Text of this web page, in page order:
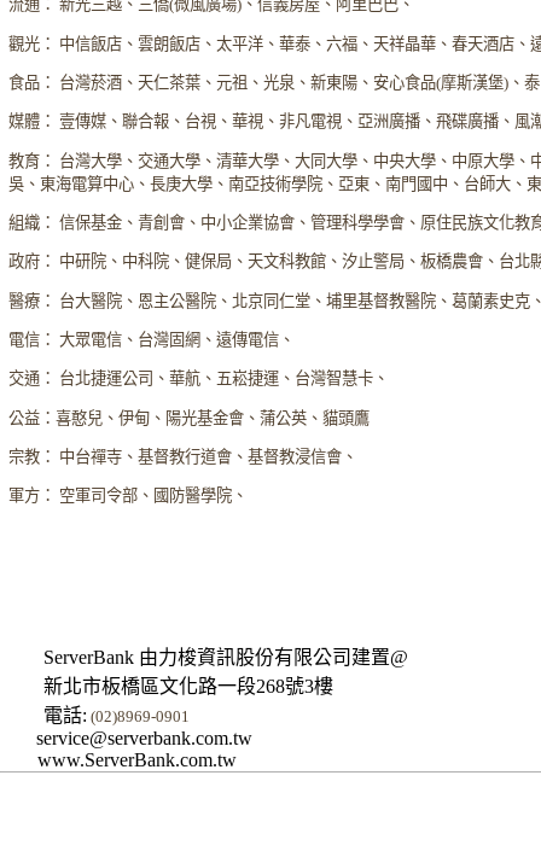
流通： 新光三越、三僑(微風廣場)、信義房屋、阿里巴巴、
觀光： 中信飯店、雲朗飯店、太平洋、華泰、六福、天祥晶華、春天酒店、
食品： 台灣菸酒、天仁茶葉、元祖、光泉、新東陽、安心食品(摩斯漢堡)、
媒體： 壹傳媒、聯合報、台視、華視、非凡電視、亞洲廣播、飛碟廣播、風
教育： 台灣大學、交通大學、清華大學、大同大學、中央大學、中原大學
吳、東海電算中心、長庚大學、南亞技術學院、亞東、南門國中、台師大
組織： 信保基金、青創會、中小企業協會、管理科學學會、原住民族文化教
政府： 中研院、中科院、健保局、天文科教館、汐止警局、板橋農會、台北
醫療： 台大醫院、恩主公醫院、北京同仁堂、埔里基督教醫院、葛蘭素史克
電信： 大眾電信、台灣固網、遠傳電信、
交通： 台北捷運公司、華航、五崧捷運、台灣智慧卡、
公益：喜憨兒、伊甸、陽光基金會、蒲公英、貓頭鷹
宗教： 中台禪寺、基督教行道會、基督教浸信會、
軍方： 空軍司令部、國防醫學院、
ServerBank 由力梭資訊股份有限公司建置@
新北市板橋區文化路一段268號3樓
電話: (02)8969-0901
service@serverbank.com.tw
www.ServerBank.com.tw